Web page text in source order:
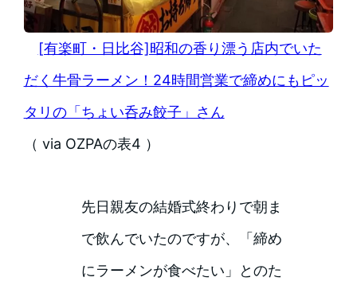
[有楽町・日比谷]昭和の香り漂う店内でいた
だく牛骨ラーメン！24時間営業で締めにもピッ
タリの「ちょい呑み餃子」さん
（ via OZPAの表4 ）
先日親友の結婚式終わりで朝ま
で飲んでいたのですが、「締め
にラーメンが食べたい」とのた